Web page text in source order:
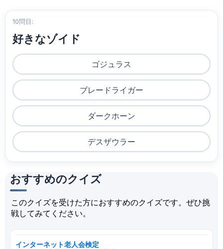
10問目:
好きなゾイド
ゴジュラス
ブレードライガー
ダークホーン
デスザウラー
おすすめのクイズ
このクイズを受けた方におすすめのクイズです。ぜひ挑
戦してみてください。
インターネット老人会検定